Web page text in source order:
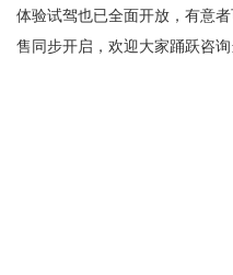
体验试驾也已全面开放，有意
售同步开启，欢迎大家踊跃咨询